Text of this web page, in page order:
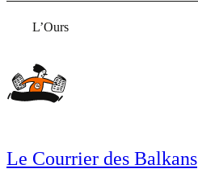
L’Ours
Le Courrier des Balkans